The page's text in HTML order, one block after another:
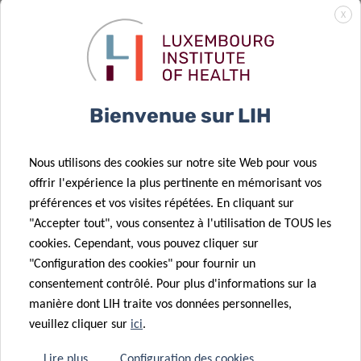
24 Nov 2020
Predi-COVID
results
microbiome
intestinal et
alimentaires ?
Innovative
approach for
future
advances in
Parkinson’s
disease
07 Août 2020
Luxembourg
Tech School
soutiennent
lutte contre la
Covid-19
19 Juin 2020
17 Juin 2020
New Full
in Immunology
X
Bienvenue sur LIH
Nous utilisons des cookies sur notre site Web pour vous
offrir l'expérience la plus pertinente en mémorisant vos
préférences et vos visites répétées. En cliquant sur
"Accepter tout", vous consentez à l'utilisation de TOUS les
cookies. Cependant, vous pouvez cliquer sur
"Configuration des cookies" pour fournir un
consentement contrôlé. Pour plus d'informations sur la
manière dont LIH traite vos données personnelles,
veuillez cliquer sur ici.